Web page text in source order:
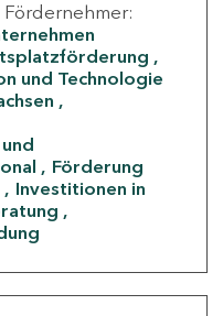
Fördernehmer:
und Technologie
Förderung
Investitionen in